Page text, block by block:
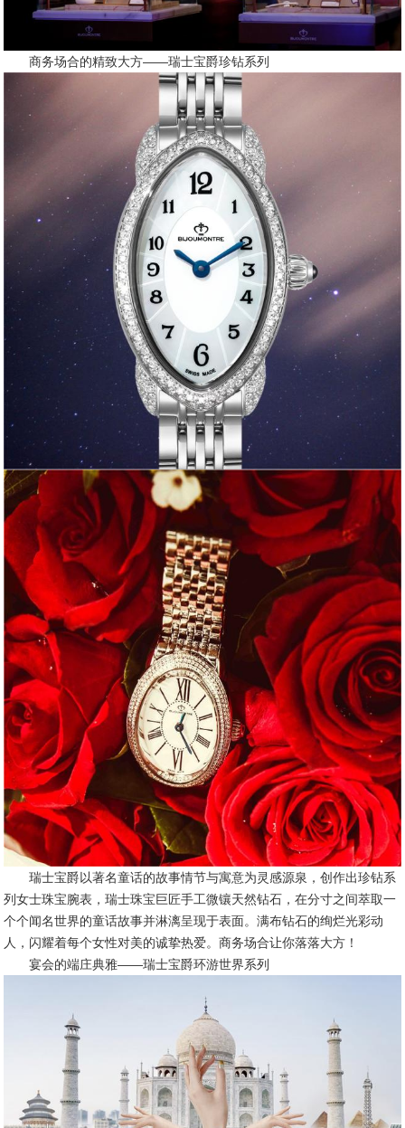
商务场合的精致大方——瑞士宝爵珍钻系列
瑞士宝爵以著名童话的故事情节与寓意为灵感源泉，创作出珍钻系
列女士珠宝腕表，瑞士珠宝巨匠手工微镶天然钻石，在分寸之间萃取一
个个闻名世界的童话故事并淋漓呈现于表面。满布钻石的绚烂光彩动
人，闪耀着每个女性对美的诚挚热爱。商务场合让你落落大方！
宴会的端庄典雅——瑞士宝爵环游世界系列